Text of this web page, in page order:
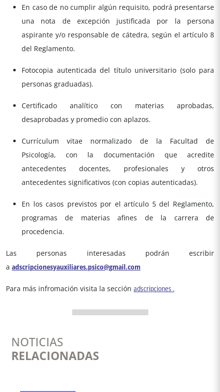
En caso de no cumplir algún requisito, podrá presentarse
una nota de excepción justificada por la persona
aspirante y/o responsable de cátedra, según el artículo 8
del Reglamento.
Fotocopia autenticada del título universitario (solo para
personas graduadas).
Certificado analítico con materias aprobadas,
desaprobadas y promedio con aplazos.
Currículum vitae normalizado de la Facultad de
Psicología, con la documentación que acredite
antecedentes docentes, profesionales y otros
antecedentes significativos (con copias autenticadas).
En los casos previstos por el artículo 5 del Reglamento,
programas de materias afines de la carrera de
procedencia.
Las personas interesadas podrán escribir
a adscripcionesyauxiliares.psico@gmail.com
Para más infromación visita la sección adscripciones .
NOTICIAS
RELACIONADAS